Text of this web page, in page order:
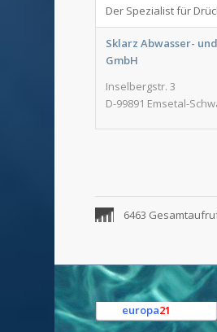
Der Spezialist für
Sklarz Abwasser-
GmbH
Inselbergstr. 3
D-99891 Emsetal-
6463
europa21